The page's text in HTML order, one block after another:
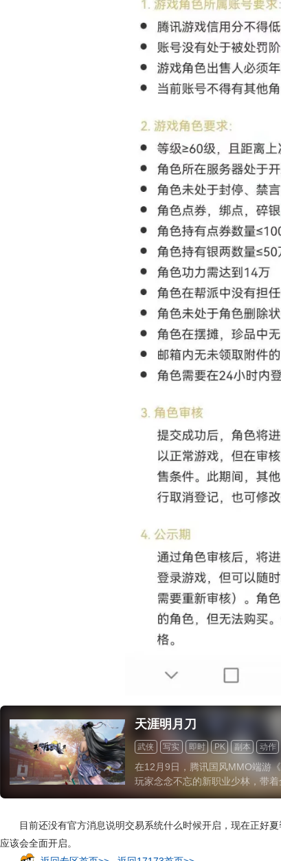
天涯明月刀
武侠 写实 即时 PK 副本 动作
在12月9日，腾讯国风MMO端游
玩家念念不忘的新职业少林，带
量天刀的老玩家纷纷表示，自己
目前还没有官方消息说明交易系统什么时候开启，现在正好
应该会全面开启。